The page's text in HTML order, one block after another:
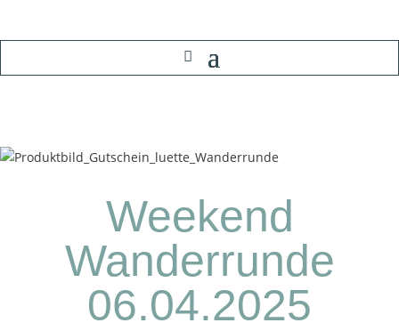
Weekend
Wanderrunde
06.04.2025